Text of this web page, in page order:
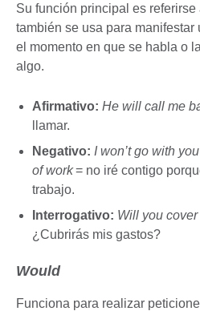
Su función principal es referirse
también se usa para manifestar
el momento en que se habla o
algo.
Afirmativo: He will call me
llamar.
Negativo: I won’t go with
of work= no iré contigo
trabajo.
Interrogativo: Will you
¿Cubrirás mis gastos?
Would
Funciona para realizar